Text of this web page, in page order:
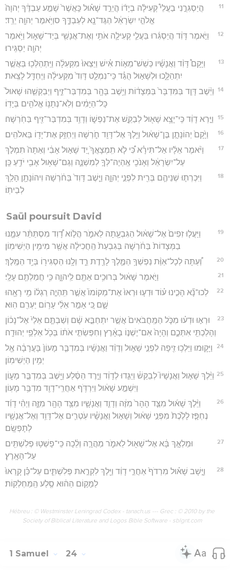
11
הֲיַסְגִּרֻ֣נִי בַעֲלֵי֩ קְעִילָ֨ה בְיָד֜וֹ הֲיֵרֵ֣ד שָׁא֗וּל כַּֽאֲשֶׁר֙ שָׁמַ֣ע עַבְדֶּ֔ךָ יְהוָה֙
אֱלֹהֵ֣י יִשְׂרָאֵ֔ל הַגֶּד־נָ֖א לְעַבְדֶּ֑ךָ סוַיֹּ֥אמֶר יְהוָ֖ה יֵרֵֽד׃
12
וַיֹּ֣אמֶר דָּוִ֔ד הֲיַסְגִּ֜רוּ בַּעֲלֵ֧י קְעִילָ֛ה אֹתִ֥י וְאֶת־אֲנָשַׁ֖י בְּיַד־שָׁא֑וּל וַיֹּ֥אמֶר
יְהוָ֖ה יַסְגִּֽירוּ׃
13
וַיָּקָם֩ דָּוִ֨ד וַאֲנָשָׁ֜יו כְּשֵׁשׁ־מֵא֣וֹת אִ֗ישׁ וַיֵּצְאוּ֙ מִקְּעִלָ֔ה וַיִּֽתְהַלְּכ֖וּ בַּאֲשֶׁ֣ר
יִתְהַלָּ֑כוּ וּלְשָׁא֣וּל הֻגַּ֗ד כִּֽי־נִמְלַ֤ט דָּוִד֙ מִקְּעִילָ֔ה וַיֶּחְדַּ֖ל לָצֵֽאת׃
14
וַיֵּ֨שֶׁב דָּוִ֤ד בַּמִּדְבָּר֙ בַּמְּצָד֔וֹת וַיֵּ֥שֶׁב בָּהָ֖ר בְּמִדְבַּר־זִ֑יף וַיְבַקְשֵׁ֤הוּ שָׁאוּל֙
כָּל־הַיָּמִ֔ים וְלֹֽא־נְתָנ֥וֹ אֱלֹהִ֖ים בְּיָדֽוֹ׃
15 וַיַּ֣רְא דָוִ֔ד כִּֽי־יָצָ֥א שָׁא֖וּל לְבַקֵּ֣שׁ אֶת־נַפְשׁ֑וֹ וְדָוִ֥ד בְּמִדְבַּר־זִ֖יף בַּחֹֽרְשָׁה׃
16 וַיָּ֙קָם֙ יְהוֹנָתָ֣ן בֶּן־שָׁא֔וּל וַיֵּ֥לֶךְ אֶל־דָּוִ֖ד חֹ֑רְשָׁה וַיְחַזֵּ֥ק אֶת־יָד֖וֹ בֵּאלֹהִֽים׃
17
וַיֹּ֨אמֶר אֵלָ֜יו אַל־תִּירָ֗א כִּ֠י לֹ֤א תִֽמְצָאֲךָ֙ יַ֚ד שָׁא֣וּל אָבִ֔י וְאַתָּה֙ תִּמְלֹ֣ךְ
עַל־יִשְׂרָאֵ֔ל וְאָנֹכִ֖י אֶֽהְיֶה־לְּךָ֣ לְמִשְׁנֶ֑ה וְגַם־שָׁא֥וּל אָבִ֖י יֹדֵ֥עַ כֵּֽן׃
18
וַיִּכְרְת֧וּ שְׁנֵיהֶ֛ם בְּרִ֖ית לִפְנֵ֣י יְהוָ֑ה וַיֵּ֤שֶׁב דָּוִד֙ בַּחֹ֔רְשָׁה וִיהוֹנָתָ֖ן הָלַ֥ךְ
לְבֵיתֽוֹ׃
Saül poursuit David
19
וַיַּעֲל֤וּ זִפִים֙ אֶל־שָׁא֔וּל הַגִּבְעָ֖תָה לֵאמֹ֑ר הֲל֣וֹא דָ֠וִד מִסְתַּתֵּ֨ר עִמָּ֤נוּ
בַמְּצָדוֹת֙ בַּחֹ֔רְשָׁה בְּגִבְעַת֙ הַֽחֲכִילָ֔ה אֲשֶׁ֖ר מִימִ֥ין הַיְשִׁימֽוֹן׃
20 וְ֠עַתָּה לְכָל־אַוַּ֨ת נַפְשְׁךָ֥ הַמֶּ֛לֶךְ לָרֶ֖דֶת רֵ֑ד וְלָ֥נוּ הַסְגִּיר֖וֹ בְּיַ֥ד הַמֶּֽלֶךְ׃
21 וַיֹּ֣אמֶר שָׁא֔וּל בְּרוּכִ֥ים אַתֶּ֖ם לַֽיהוָ֑ה כִּ֥י חֲמַלְתֶּ֖ם עָלָֽי׃
22
לְכוּ־נָ֞א הָכִ֣ינוּ ע֗וֹד וּדְע֤וּ וּרְאוּ֙ אֶת־מְקוֹמוֹ֙ אֲשֶׁ֣ר תִּֽהְיֶ֣ה רַגְל֔וֹ מִ֥י רָאָ֖הוּ
שָׁ֑ם כִּ֚י אָמַ֣ר אֵלַ֔י עָר֥וֹם יַעְרִ֖ם הֽוּא׃
23
וּרְא֣וּ וּדְע֗וּ מִכֹּ֤ל הַמַּֽחֲבֹאִים֙ אֲשֶׁ֣ר יִתְחַבֵּ֣א שָׁ֔ם וְשַׁבְתֶּ֤ם אֵלַי֙ אֶל־נָכ֔וֹן
וְהָלַכְתִּ֖י אִתְּכֶ֑ם וְהָיָה֙ אִם־יֶשְׁנ֣וֹ בָאָ֔רֶץ וְחִפַּשְׂתִּ֣י אֹת֔וֹ בְּכֹ֖ל אַלְפֵ֥י יְהוּדָֽה׃
24
וַיָּק֛וּמוּ וַיֵּלְכ֥וּ זִ֖יפָה לִפְנֵ֣י שָׁא֑וּל וְדָוִ֨ד וַאֲנָשָׁ֜יו בְּמִדְבַּ֤ר מָעוֹן֙ בָּעֲרָבָ֔ה אֶ֖ל
יְמִ֥ין הַיְשִׁימֽוֹן׃
25 וַיֵּ֨לֶךְ שָׁא֣וּל וַאֲנָשָׁיו֮ לְבַקֵּשׁ֒ וַיַּגִּ֣דוּ לְדָוִ֔ד וַיֵּ֣רֶד הַסֶּ֔לַע וַיֵּ֖שֶׁב בְּמִדְבַּ֣ר מָע֑וֹן
וַיִּשְׁמַ֣ע שָׁא֔וּל וַיִּרְדֹּ֥ף אַחֲרֵֽי־דָוִ֖ד מִדְבַּ֥ר מָעֽוֹן׃
26
וַיֵּ֨לֶךְ שָׁא֜וּל מִצַּ֤ד הָהָר֙ מִזֶּ֔ה וְדָוִ֧ד וַאֲנָשָׁ֛יו מִצַּ֥ד הָהָ֖ר מִזֶּ֑ה וַיְהִ֨י דָוִ֜ד
נֶחְפָּ֤ז לָלֶ֙כֶת֙ מִפְּנֵ֣י שָׁא֔וּל וְשָׁא֣וּל וַאֲנָשָׁ֗יו עֹֽטְרִ֛ים אֶל־דָּוִ֥ד וְאֶל־אֲנָשָׁ֖יו
לְתָפְשָֽׂם׃
27
וּמַלְאָ֣ךְ בָּ֔א אֶל־שָׁא֖וּל לֵאמֹ֑ר מַהֲרָ֣ה וְלֵ֔כָה כִּֽי־פָשְׁט֥וּ פְלִשְׁתִּ֖ים
עַל־הָאָֽרֶץ׃
28
וַיָּ֣שָׁב שָׁא֗וּל מִרְדֹף֙ אַחֲרֵ֣י דָוִ֔ד וַיֵּ֖לֶךְ לִקְרַ֣את פְּלִשְׁתִּ֑ים עַל־כֵּ֗ן קָֽרְאוּ֙
לַמָּק֣וֹם הַה֔וּא סֶ֖לַע הַֽמַּחְלְקֽוֹת׃
Hébreu : © Westminster Leningrad Codex - tanach.us --- Grec : © 2010 by the
Society of Biblical Literature and Logos Bible Software - sblgnt.com
1 Samuel 24